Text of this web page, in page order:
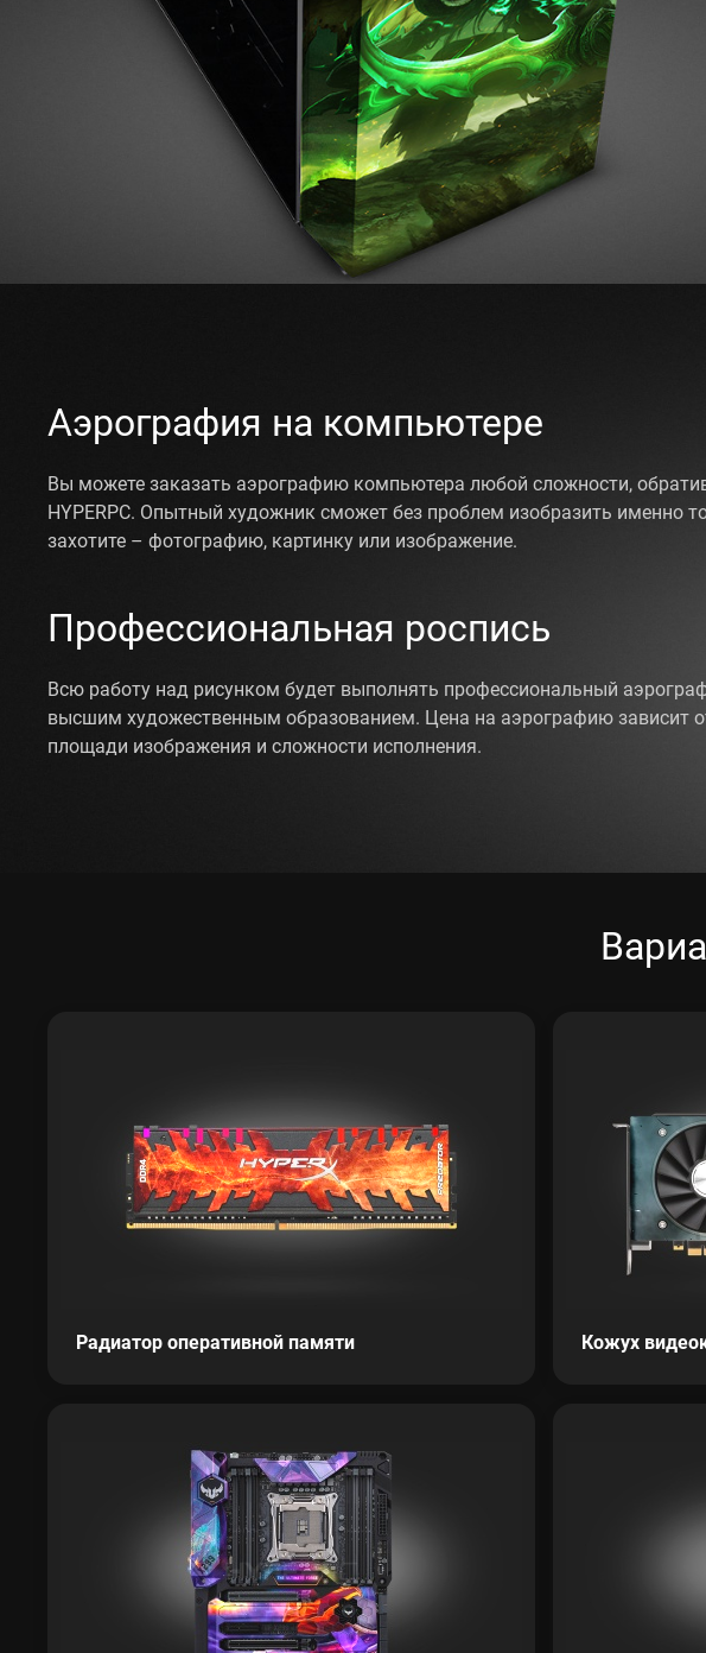
Аэрография на компьютере
Вы можете заказать аэрографию компьютера любой сложности,
HYPERPC. Опытный художник сможет без проблем изобразить именно
захотите – фотографию, картинку или изображение.
Профессиональная роспись
Всю работу над рисунком будет выполнять профессиональный
высшим художественным образованием. Цена на аэрографию зависит
площади изображения и сложности исполнения.
Радиатор оперативной памяти Кожух